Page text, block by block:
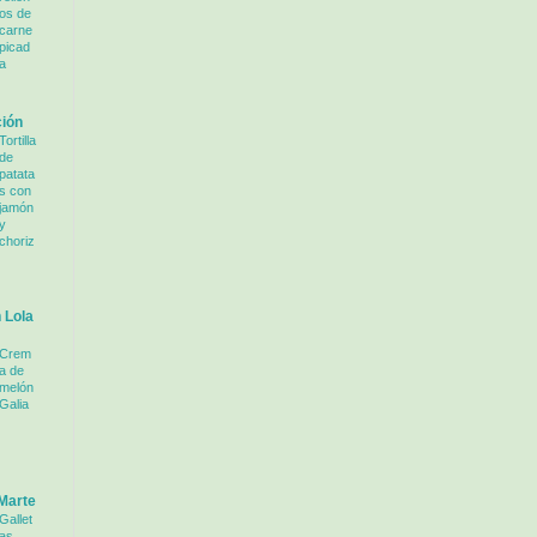
os de
carne
picad
a
Tortilla
de
patata
s con
jamón
y
choriz
Lola
Crem
a de
melón
Galia
Gallet